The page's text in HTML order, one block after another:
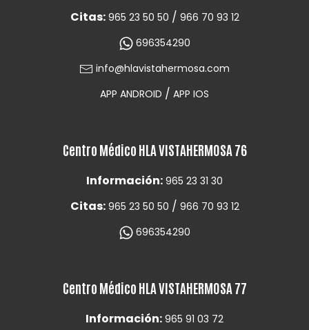
Citas: 965 23 50 50 / 966 70 93 12
696354290
info@hlavistahermosa.com
APP ANDROID / APP IOS
Centro Médico HLA VISTAHERMOSA 76
Información: 965 23 31 30
Citas: 965 23 50 50 / 966 70 93 12
696354290
Centro Médico HLA VISTAHERMOSA 77
Información: 965 91 03 72